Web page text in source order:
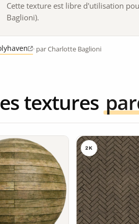
Cette texture est libre d'utilisation
Baglioni).
· par Charlotte Baglioni
textures
2K